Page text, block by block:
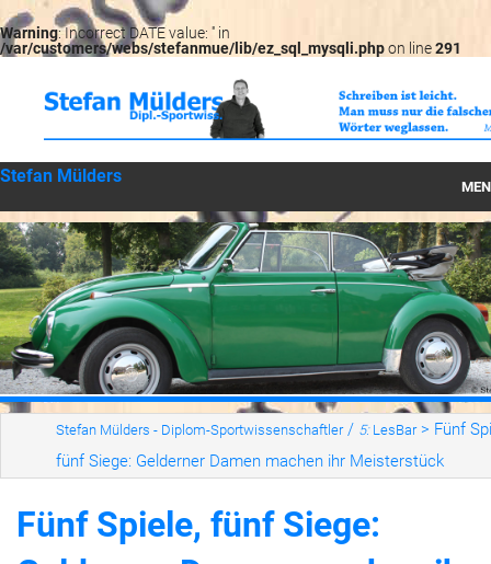
Warning: Incorrect DATE value: '' in
/var/customers/webs/stefanmue/lib/ez_sql_mysqli.phpon line291
Stefan Mülders
Startseite
Können
Wirken
Werte
LesBar
Serien
Leben
Stefan Mülders - Diplom-Sportwissenschaftler / 5: LesBar > Fünf
fünf Siege: Gelderner Damen machen ihr Meisterstück
Fünf Spiele, fünf Siege: